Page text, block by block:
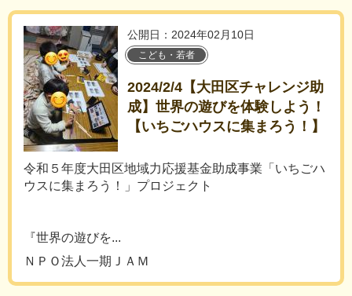
公開日：2024年02月10日
こども・若者
2024/2/4【大田区チャレンジ助
成】世界の遊びを体験しよう！
【いちごハウスに集まろう！】
令和５年度大田区地域力応援基金助成事業「いちごハ
ウスに集まろう！」プロジェクト
『世界の遊びを...
ＮＰＯ法人一期ＪＡＭ